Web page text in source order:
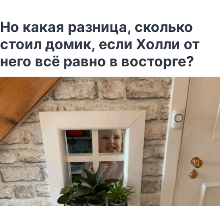
Но какая разница, сколько
стоил домик, если Холли от
него всё равно в восторге?